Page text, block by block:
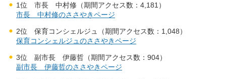
1位 市長 中村修（期間アクセス数：4,181）
市長 中村修のささやきページ
2位 保育コンシェルジュ（期間アクセス数：1,048）
保育コンシェルジュのささやきページ
3位 副市長 伊藤哲（期間アクセス数：904）
副市長 伊藤哲のささやきページ